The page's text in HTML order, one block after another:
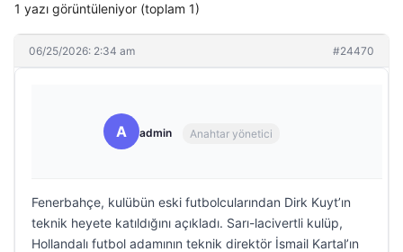
1 yazı görüntüleniyor (toplam 1)
06/25/2026: 2:34 am #24470
A admin Anahtar yönetici
Fenerbahçe, kulübün eski futbolcularından Dirk Kuyt’ın
teknik heyete katıldığını açıkladı. Sarı-lacivertli kulüp,
Hollandalı futbol adamının teknik direktör İsmail Kartal’ın